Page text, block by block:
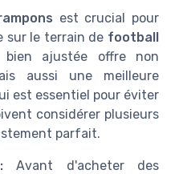
est crucial pour
sur le terrain de football
bien ajustée offre non
aussi une meilleure
est essentiel pour éviter
considérer plusieurs
parfait.
Avant d'acheter des